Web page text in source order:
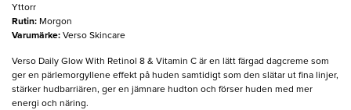
Yttorr
Rutin: Morgon
Varumärke: Verso Skincare
Verso Daily Glow With Retinol 8 & Vitamin C är en lätt färgad dagcreme som
ger en pärlemorgyllene effekt på huden samtidigt som den slätar ut fina linjer,
stärker hudbarriären, ger en jämnare hudton och förser huden med mer
energi och näring.